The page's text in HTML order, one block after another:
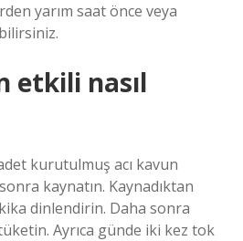
yarım saat önce veya
etkili nasıl
kurutulmuş acı kavun
kaynatın. Kaynadıktan
dinlendirin. Daha sonra
Ayrıca günde iki kez tok